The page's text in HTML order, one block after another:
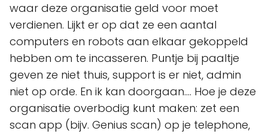
waar deze organisatie geld voor moet
verdienen. Lijkt er op dat ze een aantal
computers en robots aan elkaar gekoppeld
hebben om te incasseren. Puntje bij paaltje
geven ze niet thuis, support is er niet, admin
niet op orde. En ik kan doorgaan…. Hoe je deze
organisatie overbodig kunt maken: zet een
scan app (bijv. Genius scan) op je telephone,